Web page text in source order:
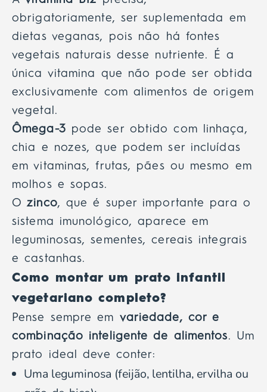
obrigatoriamente, ser suplementada em
dietas veganas, pois não há fontes
vegetais naturais desse nutriente. É a
única vitamina que não pode ser obtida
exclusivamente com alimentos de origem
vegetal.
Ômega-3 pode ser obtido com linhaça,
chia e nozes, que podem ser incluídas
em vitaminas, frutas, pães ou mesmo em
molhos e sopas.
Ozinco, que é super importante para o
sistema imunológico, aparece em
leguminosas, sementes, cereais integrais
e castanhas.
Como montar um prato infantil
vegetariano completo?
Pense sempre em variedade, cor e
combinação inteligente de alimentos. Um
prato ideal deve conter:
Uma leguminosa (feijão, lentilha, ervilha ou